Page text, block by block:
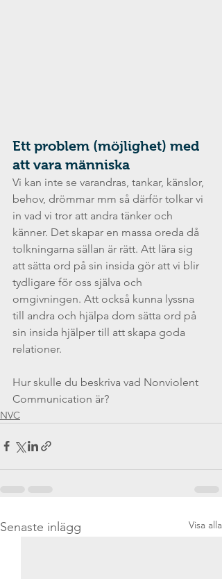
Ett problem (möjlighet) med
att vara människa
Vi kan inte se varandras, tankar, känslor,
behov, drömmar mm så därför tolkar vi
in vad vi tror att andra tänker och
känner. Det skapar en massa oreda då
tolkningarna sällan är rätt. Att lära sig
att sätta ord på sin insida gör att vi blir
tydligare för oss själva och
omgivningen. Att också kunna lyssna
till andra och hjälpa dom sätta ord på
sin insida hjälper till att skapa goda
relationer.
Hur skulle du beskriva vad Nonviolent
Communication är?
NVC
Senaste inlägg Visa alla